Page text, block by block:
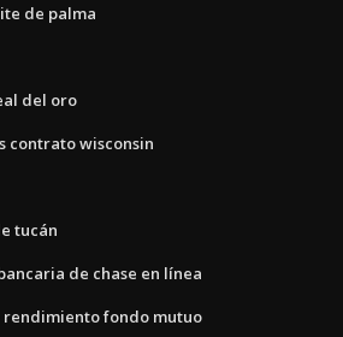
de palma
del oro
contrato wisconsin
tucán
de chase en línea
rendimiento fondo mutuo